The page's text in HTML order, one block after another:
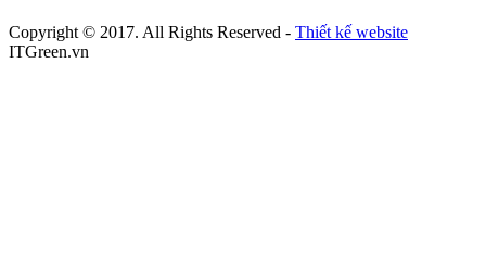
Copyright © 2017. All Rights Reserved - Thiết kế website
ITGreen.vn